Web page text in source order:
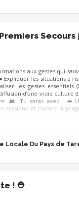
Secours
aux gestes qui
Expliquer les situations à
les gestes essentiels
d’une vraie culture
👥 Tu seras avec : ➡️
et t’aidera à
Locale Du Pays de
! ⛑️